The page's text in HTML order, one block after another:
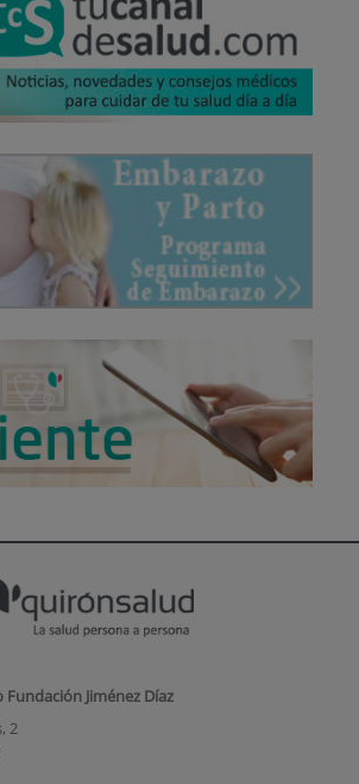
Jiménez Díaz
2